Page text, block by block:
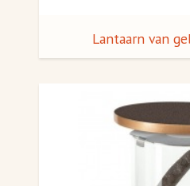
Lantaarn van